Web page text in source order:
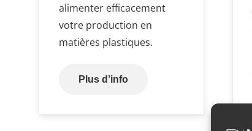
alimenter efficacement
votre production en
matières plastiques.
Plus d’info